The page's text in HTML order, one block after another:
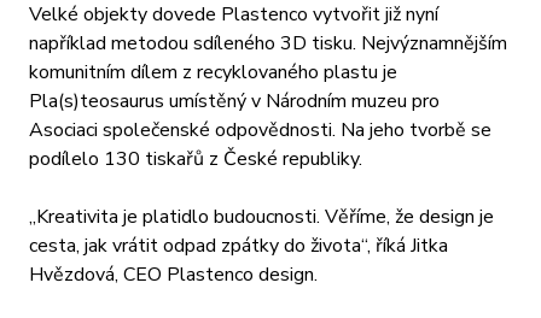
Velké objekty dovede Plastenco vytvořit již nyní
například metodou sdíleného 3D tisku. Nejvýznamnějším
komunitním dílem z recyklovaného plastu je
Pla(s)teosaurus umístěný v Národním muzeu pro
Asociaci společenské odpovědnosti. Na jeho tvorbě se
podílelo 130 tiskařů z České republiky.
„Kreativita je platidlo budoucnosti. Věříme, že design je
cesta, jak vrátit odpad zpátky do života“, říká Jitka
Hvězdová, CEO Plastenco design.